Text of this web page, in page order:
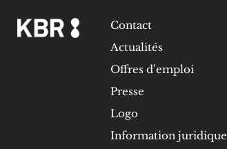
Contact
Actualités
Offres d’emploi
Presse
Logo
Information juridique